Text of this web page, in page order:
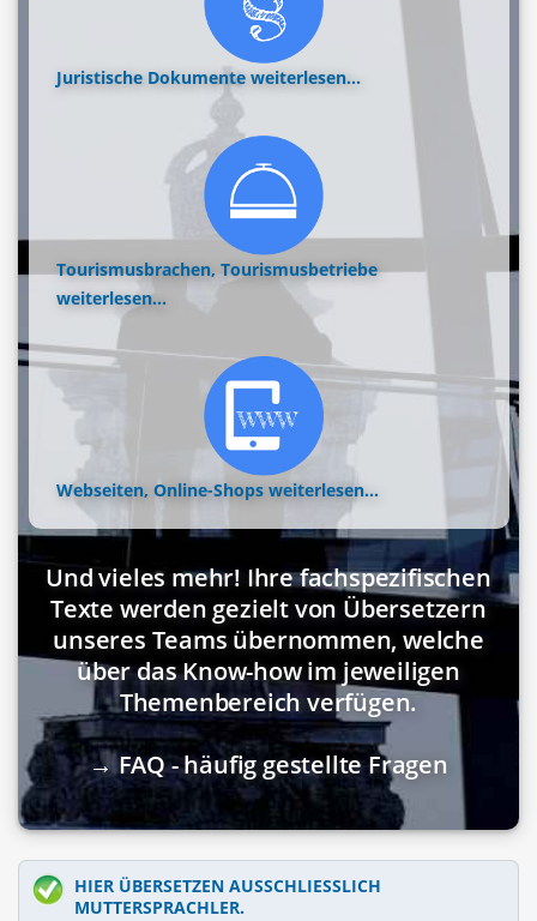
Juristische Dokumente weiterlesen...
Tourismusbrachen, Tourismusbetriebe
weiterlesen...
Webseiten, Online-Shops weiterlesen...
Und vieles mehr! Ihre fachspezifischen
Texte werden gezielt von Übersetzern
unseres Teams übernommen, welche
über das Know-how im jeweiligen
Themenbereich verfügen.
→ FAQ - häufig gestellte Fragen
HIER ÜBERSETZEN AUSSCHLIESSLICH M
UTTERSPRACHLER.